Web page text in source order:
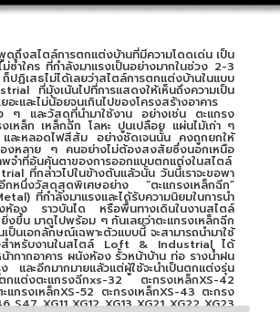
ล์การตกแต่งบ้านที่มีความโดดเด่น เป็น
ซ้ำใคร ที่กำลังมาแรงเป็นอย่างมากในช่วง 2-3
เสธไม่ได้เลยว่าสไตล์การตกแต่งบ้านในแบบ
ที่มุ้งเน้นไปที่การแสดงให้เห็นถึงความเป็น
อะและไม่น้อยจนเกินไปของโครงสร้างอาคาร
ง ๆ และวัสดุที่นำมาใช้งาน อย่างเช่น ตะแกรง
เหล็ก เหล็กฉีก โลหะ ปูนเปลือย แผ่นไม้เก่า ๆ
และหลอดไฟสีส้ม อย่างชัดเจนนั้น คงถูกยกให้
องหลาย ๆ คนอย่างไม่ต้องสงสัยซึ่งนอกเหนือ
พจำที่อันคุ้นตาของการออกแบบตกแต่งในสไตล์
ที่กล่าวไปในข้างต้นแล้วนั้น วันนี้เราจะขอพา
กหนึ่งวัสดุสุดพิเศษอย่าง “ตะแกรงเหล็กฉีก”
ที่กำลังมาแรงและได้รับความนิยมในการนำ
ห้อง ราวบันได หรือพื้นทางเดินในงานสไตล์
ขึ้น มาดูไปพร้อม ๆ กันเลยว่าตะแกรงเหล็กฉีก
ป็นเอกลักษณ์เฉพาะตัวแบบนี้ จะสามารถนำมาใช้
สำหรับงานในสไตล์ Loft & Industrial ได้
ากากอาคาร ผนังห้อง รั้วหน้าบ้าน ท่อ รางน้ำฝน
และอีกมากมายแล้วแต่ผู้ใช้จะนำเป็นตกแต่งรุ่น
กแต่งตะแกรงฉีกxs-32 ตะกรงเหล็กXS-42
แกรงเหล็กXS-52 ตะกรงเหล็กXS-43 ตะกรง
S47 XG11 XG12 XG13 XG21 XG22 XG23